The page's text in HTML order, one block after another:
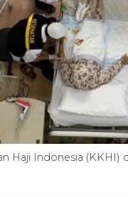
Haji Indonesia